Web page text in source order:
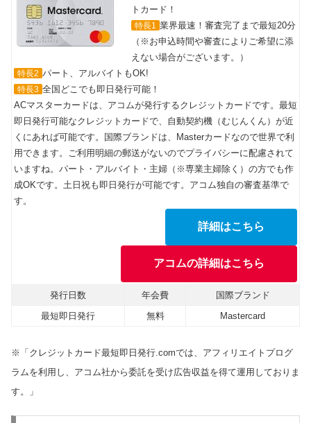
トカード！
特長1 業界最速！審査完了まで最短20分
（※お申込時間や審査によりご希望に添
えない場合がございます。）
特長2 パート、アルバイトもOK!
特長3 全国どこでも即日発行可能！
ACマスターカードは、アコムが発行するクレジットカードです。最短
即日発行可能なクレジットカードで、自動契約機（むじんくん）が近
くにあれば可能です。国際ブランドは、Masterカードなので世界で利
用できます。ご利用明細の郵送がないのでプライバシーに配慮されて
いますね。パート・アルバイト・主婦（※専業主婦除く）の方でも作
成OKです。土日祝も即日発行が可能です。アコム独自の審査基準で
す。
詳細はこちら
アコムの詳細はこちら
発行日数 年会費
国際ブランド
最短即日発行
無料 Mastercard
※「クレジットカード最短即日発行.comでは、アフィリエイトプログ
ラムを利用し、アコム社から委託を受け広告収益を得て運用しておりま
す。」